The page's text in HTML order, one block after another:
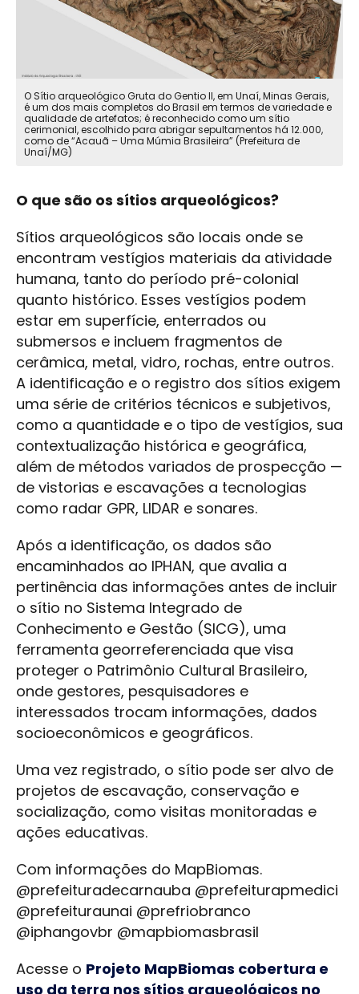
O Sítio arqueológico Gruta do Gentio II, em Unaí, Minas Gerais,
é um dos mais completos do Brasil em termos de variedade e
qualidade de artefatos; é reconhecido como um sítio
cerimonial, escolhido para abrigar sepultamentos há 12.000,
como de “Acauã – Uma Múmia Brasileira” (Prefeitura de
Unaí/MG)
O que são os sítios arqueológicos?
Sítios arqueológicos são locais onde se
encontram vestígios materiais da atividade
humana, tanto do período pré-colonial
quanto histórico. Esses vestígios podem
estar em superfície, enterrados ou
submersos e incluem fragmentos de
cerâmica, metal, vidro, rochas, entre outros.
A identificação e o registro dos sítios exigem
uma série de critérios técnicos e subjetivos,
como a quantidade e o tipo de vestígios, sua
contextualização histórica e geográfica,
além de métodos variados de prospecção —
de vistorias e escavações a tecnologias
como radar GPR, LIDAR e sonares.
Após a identificação, os dados são
encaminhados ao IPHAN, que avalia a
pertinência das informações antes de incluir
o sítio no Sistema Integrado de
Conhecimento e Gestão (SICG), uma
ferramenta georreferenciada que visa
proteger o Patrimônio Cultural Brasileiro,
onde gestores, pesquisadores e
interessados trocam informações, dados
socioeconômicos e geográficos.
Uma vez registrado, o sítio pode ser alvo de
projetos de escavação, conservação e
socialização, como visitas monitoradas e
ações educativas.
Com informações do MapBiomas.
@prefeituradecarnauba @prefeiturapmedici
@prefeituraunai @prefriobranco
@iphangovbr @mapbiomasbrasil
Acesse o Projeto MapBiomas cobertura e
uso da terra nos sítios arqueológicos no